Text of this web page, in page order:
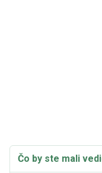
Čo by ste mali